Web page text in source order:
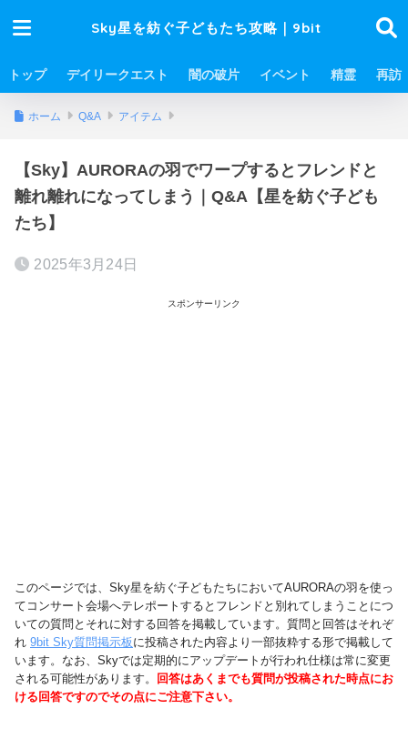
Sky星を紡ぐ子どもたち攻略｜9bit
トップ デイリークエスト 闇の破片 イベント 精霊 再訪
ホーム Q&A アイテム
【Sky】AURORAの羽でワープするとフレンドと
離れ離れになってしまう｜Q&A【星を紡ぐ子ども
たち】
2025年3月24日
スポンサーリンク
このページでは、Sky星を紡ぐ子どもたちにおいてAURORAの羽を使っ
てコンサート会場へテレポートするとフレンドと別れてしまうことにつ
いての質問とそれに対する回答を掲載しています。質問と回答はそれぞ
れ 9bit Sky質問掲示板に投稿された内容より一部抜粋する形で掲載して
います。なお、Skyでは定期的にアップデートが行われ仕様は常に変更
される可能性があります。
回答はあくまでも質問が投稿された時点にお
ける回答ですのでその点にご注意下さい。